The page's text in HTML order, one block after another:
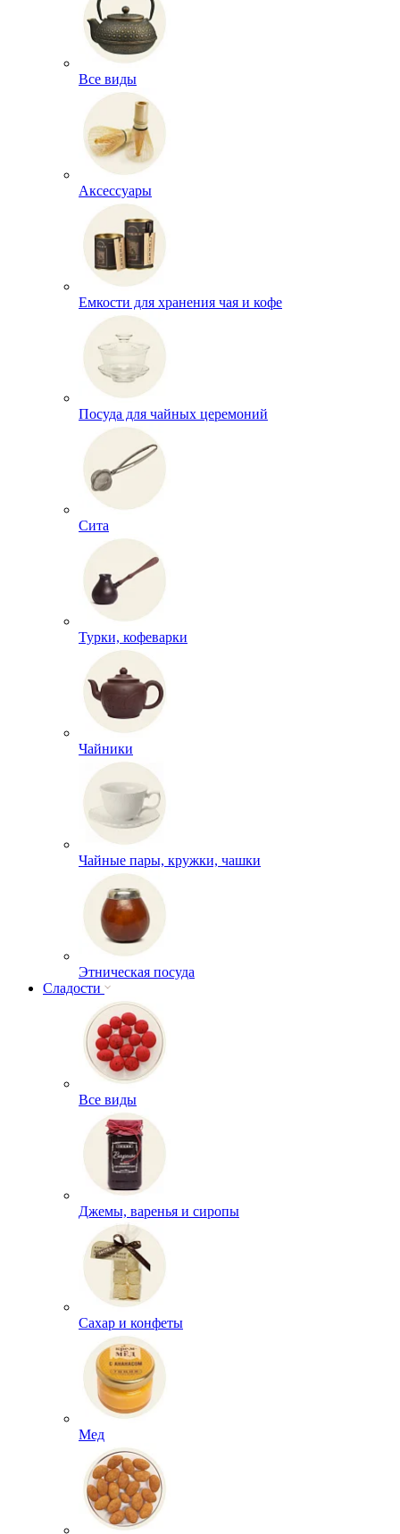
Все виды
Аксессуары
Емкости для хранения чая и кофе
Посуда для чайных церемоний
Сита
Турки, кофеварки
Чайники
Чайные пары, кружки, чашки
Этническая посуда
Сладости
Все виды
Джемы, варенья и сиропы
Сахар и конфеты
Мед